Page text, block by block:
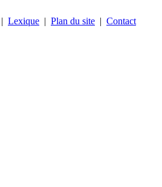
| Lexique | Plan du site | Contact